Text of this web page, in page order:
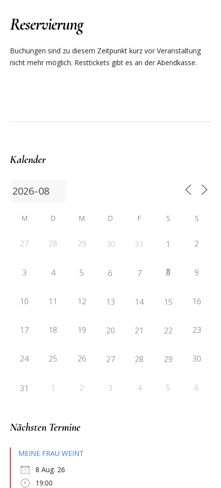
Reservierung
Buchungen sind zu diesem Zeitpunkt kurz vor Veranstaltung
nicht mehr möglich. Resttickets gibt es an der Abendkasse.
Kalender
M D M D F S S
27 28 29 30 31 1 2
3 4 5 6 7 8 9
10 11 12 13 14 15 16
17 18 19 20 21 22 23
24 25 26 27 28 29 30
31 1 2 3 4 5 6
Nächsten Termine
MEINE FRAU WEINT
8 Aug. 26
19:00